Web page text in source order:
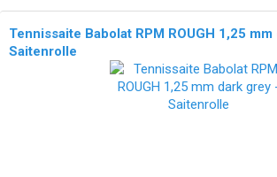
Tennissaite Babolat RPM ROUGH 1,25
Saitenrolle